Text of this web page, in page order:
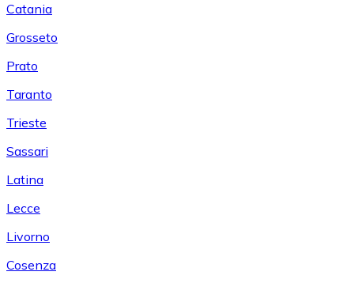
Catania
Grosseto
Prato
Taranto
Trieste
Sassari
Latina
Lecce
Livorno
Cosenza